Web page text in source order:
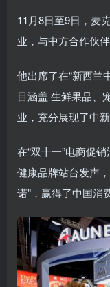
11月8日至9日，麦
业，与中方合作伙
他出席了在“新西兰
目涵盖 生鲜果品、
业，充分展现了中
在“双十一”电商促
健康品牌站台发声
诺”，赢得了中国消